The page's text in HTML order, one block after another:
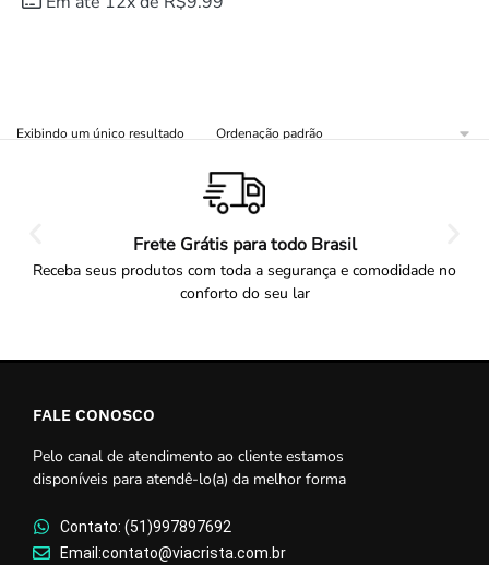
Exibindo um único resultado
Frete Grátis para todo Brasil
Receba seus produtos com toda a segurança e comodidade no
conforto do seu lar
FALE CONOSCO
Pelo canal de atendimento ao cliente estamos
disponíveis para atendê-lo(a) da melhor forma
Contato: (51)997897692
Email:contato@viacrista.com.br